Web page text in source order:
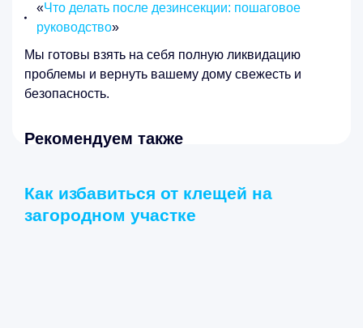
«Что делать после дезинсекции: пошаговое
руководство»
Мы готовы взять на себя полную ликвидацию
проблемы и вернуть вашему дому свежесть и
безопасность.
Рекомендуем также
Как избавиться от клещей на
загородном участке